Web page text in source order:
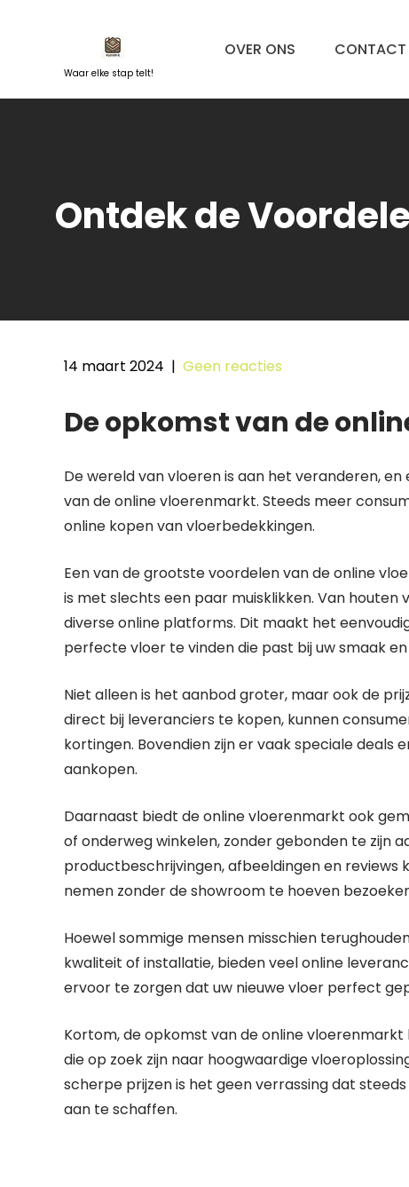
Waar elke stap telt!
OVER ONS CONTACT
Ontdek de
14 maart 2024 | Geen reacties
De opkomst van de
De wereld van vloeren is aan het veranderen,
van de online vloerenmarkt. Steeds meer
online kopen van vloerbedekkingen.
Een van de grootste voordelen van de online
is met slechts een paar muisklikken. Van
diverse online platforms. Dit maakt het
perfecte vloer te vinden die past bij uw smaak
Niet alleen is het aanbod groter, maar ook de
direct bij leveranciers te kopen, kunnen
kortingen. Bovendien zijn er vaak speciale deals
aankopen.
Daarnaast biedt de online vloerenmarkt ook
of onderweg winkelen, zonder gebonden te zijn
productbeschrijvingen, afbeeldingen en
nemen zonder de showroom te hoeven
Hoewel sommige mensen misschien
kwaliteit of installatie, bieden veel online
ervoor te zorgen dat uw nieuwe vloer perfect
Kortom, de opkomst van de online
die op zoek zijn naar hoogwaardige
scherpe prijzen is het geen verrassing dat
aan te schaffen.